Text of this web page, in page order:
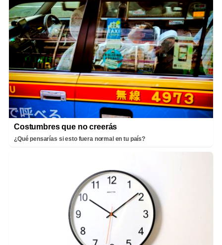
Costumbres que no creerás
¿Qué pensarías si esto fuera normal en tu país?